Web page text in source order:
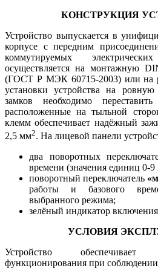
КОНСТРУКЦИЯ
Устройство выпускается в
корпусе с передним
коммутируемых
осуществляется на монтажную
(ГОСТ Р МЭК 60715-2003) или на
установки устройства на
замков необходимо
расположенные на тыльной
клемм обеспечивает надёжный
2,5 мм2. На лицевой панели
два поворотных
времени (значения единиц 0-9
поворотный переключатель
работы и базового
выбранного режима;
зелёный индикатор
УСЛОВИЯ
Устройство
функционирования при